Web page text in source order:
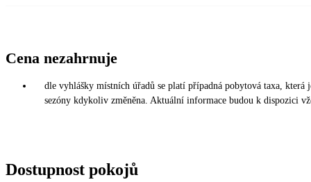
Cena nezahrnuje
dle vyhlášky místních úřadů se platí případná pobytová taxa,
sezóny kdykoliv změněna. Aktuální informace budou k dispozici
Dostupnost pokojů